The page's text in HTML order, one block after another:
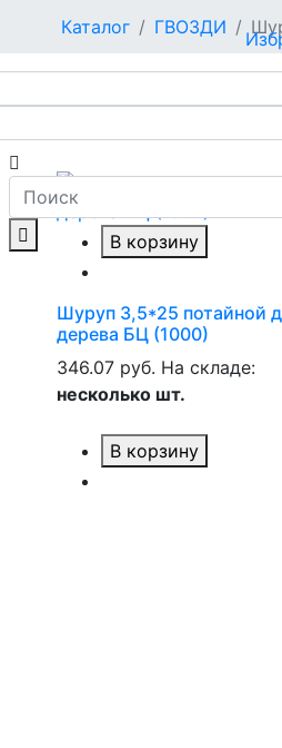
Каталог ГВОЗДИ
В корзину
Шуруп 3,5*25 потайной
дерева БЦ (1000)
346.07 руб. На складе:
несколько шт.
В корзину